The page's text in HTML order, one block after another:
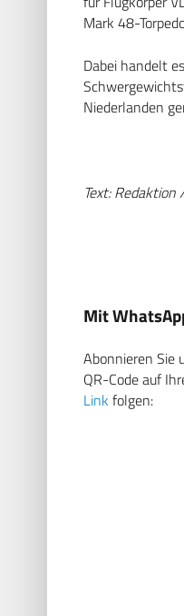
Mark 48-
Dabei handelt
Niederlanden
Text: Redaktion
Mit
Abonnieren Sie
QR-Code auf
Link folgen: